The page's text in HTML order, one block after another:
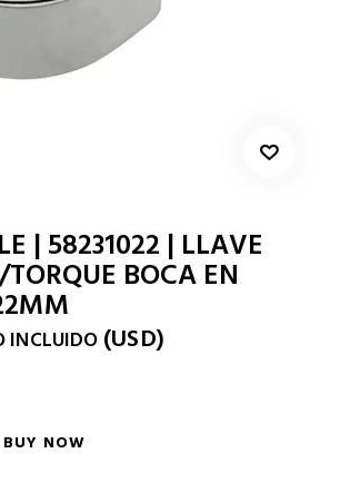
| 58231022 | LLAVE
BOCA EN
INCLUIDO (USD)
BUY NOW